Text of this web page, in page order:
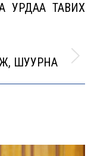
УРДАА ТАВИХ
ШУУРНА